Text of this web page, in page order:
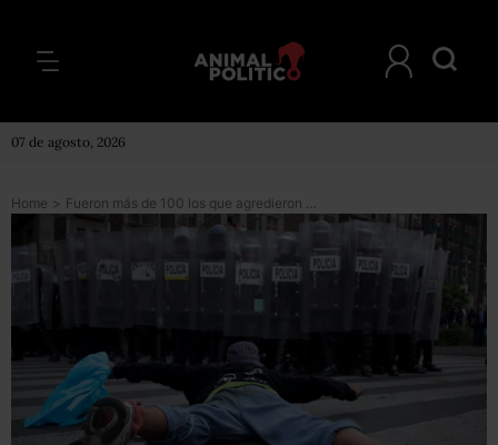
07 de agosto, 2026
Home > Fueron más de 100 los que agredieron a la Policía: SSPDF